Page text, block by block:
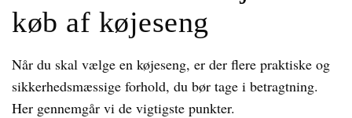
køb af køjeseng
Når du skal vælge en køjeseng, er der flere praktiske og
sikkerhedsmæssige forhold, du bør tage i betragtning.
Her gennemgår vi de vigtigste punkter.